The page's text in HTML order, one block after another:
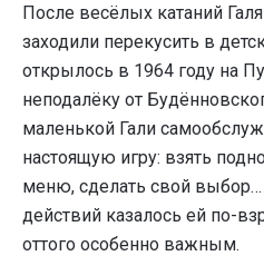
После весёлых катаний
заходили перекусить в
открылось в 1964 году на
неподалёку от
маленькой Гали
настоящую игру: взять
меню, сделать свой
действий казалось ей по-
оттого особенно важным.